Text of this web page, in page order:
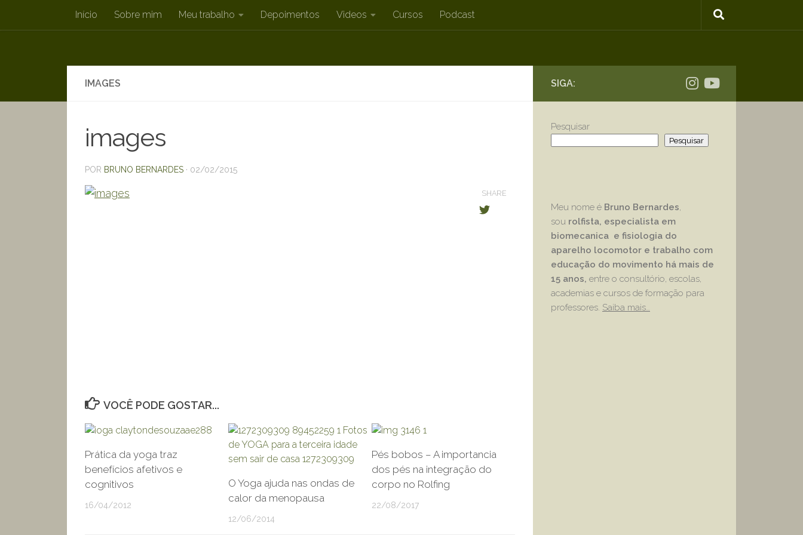
Skip to content
Início Sobre mim Meu trabalho Depoimentos Videos Cursos Podcast
IMAGES
images
POR BRUNO BERNARDES · 02/02/2015
SHARE
VOCÊ PODE GOSTAR...
Prática da yoga traz
benefícios afetivos e
cognitivos
16/04/2012
O Yoga ajuda nas ondas de
calor da menopausa
12/06/2014
Pés bobos – A importancia
dos pés na integração do
corpo no Rolfing
22/08/2017
SIGA:
Pesquisar
Pesquisar
Meu nome é Bruno Bernardes,
sou rolfista, especialista em
biomecanica e fisiologia do
aparelho locomotor e trabalho com
educação do movimento há mais de
15 anos, entre o consultório, escolas,
academias e cursos de formação para
professores. Saiba mais…